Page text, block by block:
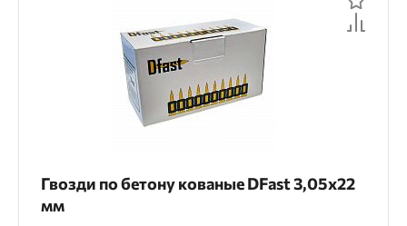
Гвозди по бетону кованые DFast 3,05х22
мм